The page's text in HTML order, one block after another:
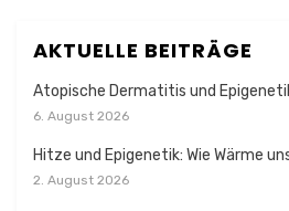
AKTUELLE BEITRÄGE
Atopische Dermatitis und
6. August 2026
Hitze und Epigenetik: Wie Wärme
2. August 2026